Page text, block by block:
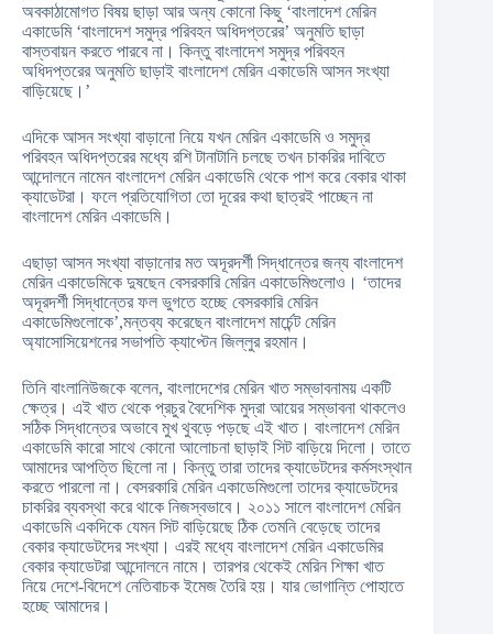
অবকাঠামোগত বিষয় ছাড়া আর অন্য কোনো কিছু ‘বাংলাদেশ মেরিন
একাডেমি ‘বাংলাদেশ সমুদ্র পরিবহন অধিদপ্তরের’ অনুমতি ছাড়া
বাস্তবায়ন করতে পারবে না। কিন্তু বাংলাদেশ সমুদ্র পরিবহন
অধিদপ্তরের অনুমতি ছাড়াই বাংলাদেশ মেরিন একাডেমি আসন সংখ্যা
বাড়িয়েছে।’
এদিকে আসন সংখ্যা বাড়ানো নিয়ে যখন মেরিন একাডেমি ও সমুদ্র
পরিবহন অধিদপ্তরের মধ্যে রশি টানাটানি চলছে তখন চাকরির দাবিতে
আন্দোলনে নামেন বাংলাদেশ মেরিন একাডেমি থেকে পাশ করে বেকার থাকা
ক্যাডেটরা। ফলে প্রতিযোগিতা তো দূরের কথা ছাত্রই পাচ্ছেন না
বাংলাদেশ মেরিন একাডেমি।
এছাড়া আসন সংখ্যা বাড়ানোর মত অদূরদর্শী সিদ্ধান্তের জন্য বাংলাদেশ
মেরিন একাডেমিকে দুষছেন বেসরকারি মেরিন একাডেমিগুলোও। ‘তাদের
অদূরদর্শী সিদ্ধান্তের ফল ভুগতে হচ্ছে বেসরকারি মেরিন
একাডেমিগুলোকে’,মন্তব্য করেছেন বাংলাদেশ মার্চেন্ট মেরিন
অ্যাসোসিয়েশনের সভাপতি ক্যাপ্টেন জিল্লুর রহমান।
তিনি বাংলানিউজকে বলেন, বাংলাদেশের মেরিন খাত সম্ভাবনাময় একটি
ক্ষেত্র। এই খাত থেকে প্রচুর বৈদেশিক মুদ্রা আয়ের সম্ভাবনা থাকলেও
সঠিক সিদ্ধান্তের অভাবে মুখ থুবড়ে পড়ছে এই খাত। বাংলাদেশ মেরিন
একাডেমি কারো সাথে কোনো আলোচনা ছাড়াই সিট বাড়িয়ে দিলো। তাতে
আমাদের আপত্তি ছিলো না। কিন্তু তারা তাদের ক্যাডেটদের কর্মসংস্থান
করতে পারলো না। বেসরকারি মেরিন একাডেমিগুলো তাদের ক্যাডেটদের
চাকরির ব্যবস্থা করে থাকে নিজস্বভাবে। ২০১১ সালে বাংলাদেশ মেরিন
একাডেমি একদিকে যেমন সিট বাড়িয়েছে ঠিক তেমনি বেড়েছে তাদের
বেকার ক্যাডেটদের সংখ্যা। এরই মধ্যে বাংলাদেশ মেরিন একাডেমির
বেকার ক্যাডেটরা আন্দোলনে নামে। তারপর থেকেই মেরিন শিক্ষা খাত
নিয়ে দেশে-বিদেশে নেতিবাচক ইমেজ তৈরি হয়। যার ভোগান্তি পোহাতে
হচ্ছে আমাদের।